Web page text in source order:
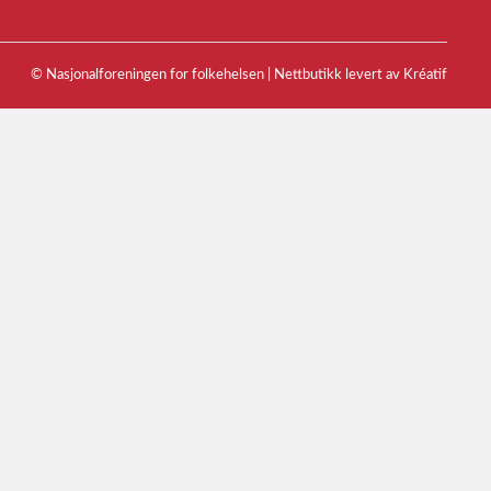
© Nasjonalforeningen for folkehelsen | Nettbutikk levert av Kréatif